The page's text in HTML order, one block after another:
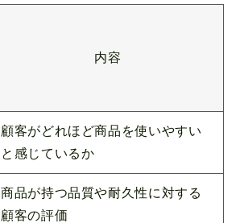
内容
顧客がどれほど商品を使いやすい
と感じているか
商品が持つ品質や耐久性に対する
顧客の評価